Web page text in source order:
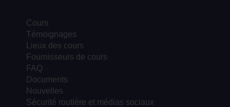
Cours
Témoignages
Lieux des cours
Fournisseurs de cours
FAQ
Documents
Nouvelles
Sécurité routière et médias sociaux